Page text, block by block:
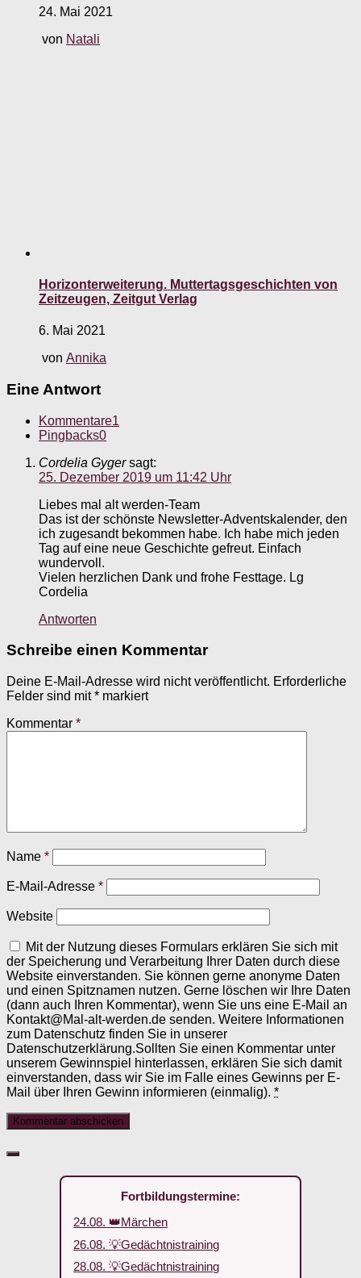
24. Mai 2021
von Natali
Horizonterweiterung. Muttertagsgeschichten von
Zeitzeugen, Zeitgut Verlag
6. Mai 2021
von Annika
Eine Antwort
Kommentare1
Pingbacks0
Cordelia Gyger sagt:
25. Dezember 2019 um 11:42 Uhr
Liebes mal alt werden-Team
Das ist der schönste Newsletter-Adventskalender, den
ich zugesandt bekommen habe. Ich habe mich jeden
Tag auf eine neue Geschichte gefreut. Einfach
wundervoll.
Vielen herzlichen Dank und frohe Festtage. Lg
Cordelia
Antworten
Schreibe einen Kommentar
Deine E-Mail-Adresse wird nicht veröffentlicht. Erforderliche
Felder sind mit* markiert
Kommentar *
Name *
E-Mail-Adresse *
Website
Mit der Nutzung dieses Formulars erklären Sie sich mit
der Speicherung und Verarbeitung Ihrer Daten durch diese
Website einverstanden. Sie können gerne anonyme Daten
und einen Spitznamen nutzen. Gerne löschen wir Ihre Daten
(dann auch Ihren Kommentar), wenn Sie uns eine E-Mail an
Kontakt@Mal-alt-werden.de senden. Weitere Informationen
zum Datenschutz finden Sie in unserer
Datenschutzerklärung.Sollten Sie einen Kommentar unter
unserem Gewinnspiel hinterlassen, erklären Sie sich damit
einverstanden, dass wir Sie im Falle eines Gewinns per E-
Mail über Ihren Gewinn informieren (einmalig). *
Fortbildungstermine:
24.08. 👑Märchen
26.08. 💡Gedächtnistraining
28.08. 💡Gedächtnistraining